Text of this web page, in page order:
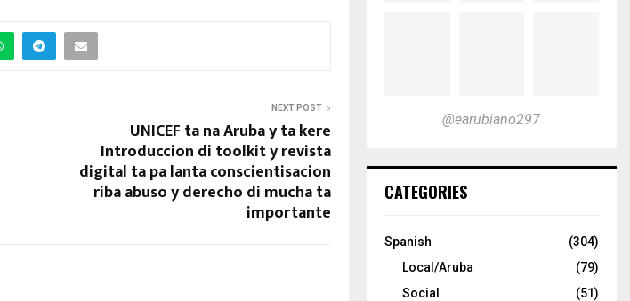
NEXT POST
UNICEF ta na Aruba y ta kere
Introduccion di toolkit y revista
digital ta pa lanta conscientisacion
riba abuso y derecho di mucha ta
importante
@earubiano297
CATEGORIES
Spanish
(304)
Local/Aruba
(79)
Social
(51)